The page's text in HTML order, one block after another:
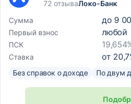
72 отзываЛоко-Банк
Сумма
до 9
Первый взнос любой
ПСК
Ставка от 20,7
Без справок о доходе По двум